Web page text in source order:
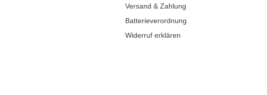
Versand & Zahlung
Batterieverordnung
Widerruf erklären